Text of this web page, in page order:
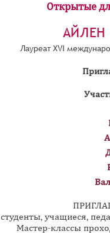
Открытые
АЙЛЕН
Лауреат XVI
студенты, учащиеся,
Мастер-классы